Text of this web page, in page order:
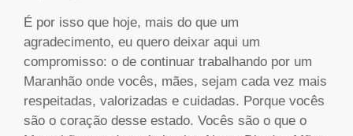
É por isso que hoje, mais do que um
agradecimento, eu quero deixar aqui um
compromisso: o de continuar trabalhando por um
Maranhão onde vocês, mães, sejam cada vez mais
respeitadas, valorizadas e cuidadas. Porque vocês
são o coração desse estado. Vocês são o que o